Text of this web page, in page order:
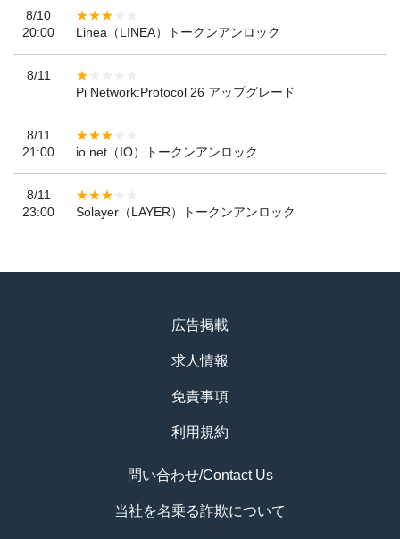
8/10
20:00
Linea（LINEA）トークンアンロック
8/11
Pi Network:Protocol 26 アップグレード
8/11
21:00
io.net（IO）トークンアンロック
8/11
23:00
Solayer（LAYER）トークンアンロック
広告掲載
求人情報
免責事項
利用規約
問い合わせ/Contact Us
当社を名乗る詐欺について